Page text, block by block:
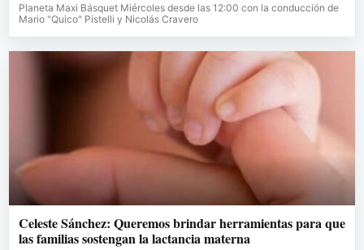
Planeta Maxi Básquet Miércoles desde las 12:00 con la conducción de
Mario "Quico" Pistelli y Nicolás Cravero
Celeste Sánchez: Queremos brindar herramientas para que
las familias sostengan la lactancia materna